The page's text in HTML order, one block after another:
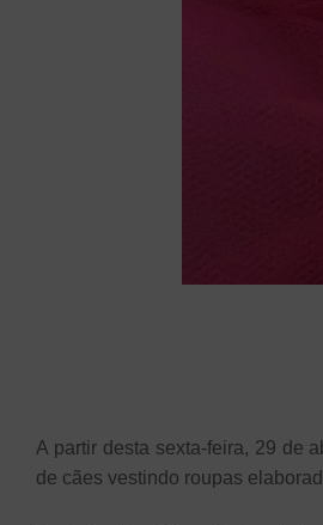
A partir desta sexta-feira, 29 de
de cães vestindo roupas